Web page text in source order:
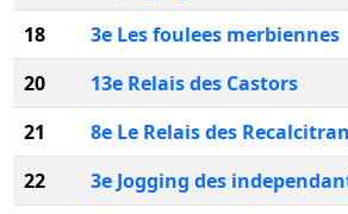
18
3e Les foulees merbiennes
20
13e Relais des Castors
21
8e Le Relais des
22
3e Jogging des